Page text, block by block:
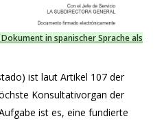
in spanischer Sprache als
ist laut Artikel 107 der
Konsultativorgan der
ist es, eine fundierte